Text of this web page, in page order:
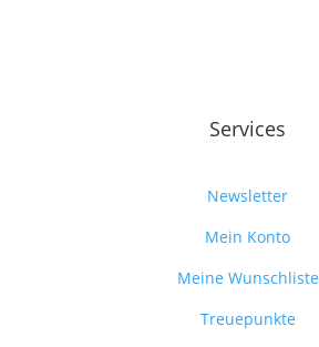
Services
Newsletter
Mein Konto
Meine Wunschliste
Treuepunkte